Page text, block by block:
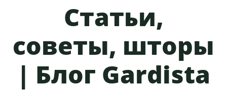
Статьи,
советы, шторы
| Блог Gardista